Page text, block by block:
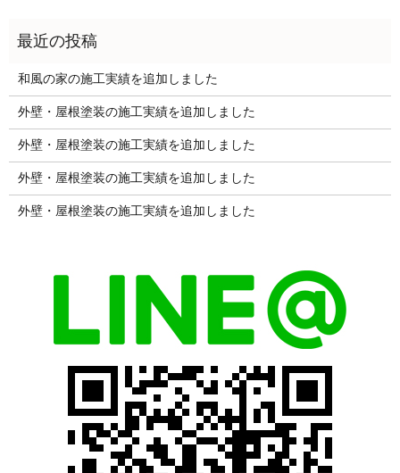
和風の家の施工実績を追加しました
外壁・屋根塗装の施工実績を追加しました
外壁・屋根塗装の施工実績を追加しました
外壁・屋根塗装の施工実績を追加しました
外壁・屋根塗装の施工実績を追加しました